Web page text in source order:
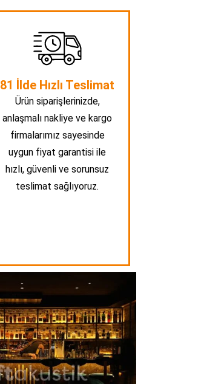
81 İlde Hızlı Teslimat
Ürün siparişlerinizde,
anlaşmalı nakliye ve kargo
firmalarımız sayesinde
uygun fiyat garantisi ile
hızlı, güvenli ve sorunsuz
teslimat sağlıyoruz.